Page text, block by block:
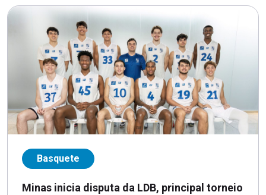
Basquete
Minas inicia disputa da LDB, principal torneio